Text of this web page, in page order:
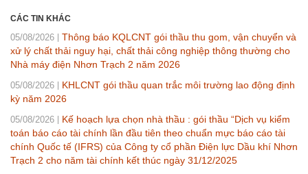
CÁC TIN KHÁC
05/08/2026
Thông báo KQLCNT gói thầu thu gom, vận chuyển và
xử lý chất thải nguy hại, chất thải công nghiệp thông thường cho
Nhà máy điện Nhơn Trạch 2 năm 2026
05/08/2026
KHLCNT gói thầu quan trắc môi trường lao động định
kỳ năm 2026
05/08/2026
Kế hoạch lựa chọn nhà thầu : gói thầu “Dịch vụ kiểm
toán báo cáo tài chính lần đầu tiên theo chuẩn mực báo cáo tài
chính Quốc tế (IFRS) của Công ty cổ phần Điện lực Dầu khí Nhơn
Trạch 2 cho năm tài chính kết thúc ngày 31/12/2025